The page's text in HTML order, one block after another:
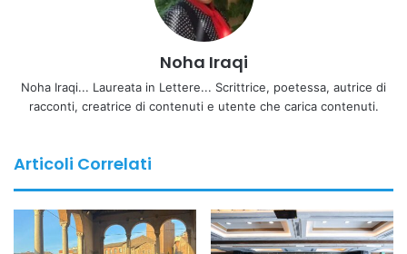
Perché Algeria e Iraq non sono scelte casuali
Il rafforzamento dei rapporti con Algeria e Iraq risponde a
Mediterraneo occidentale;
●l’Iraq consente proiezione verso il Levante e il Golfo.
Noha Iraqi
Noha Iraqi... Laureata in Lettere... Scrittrice, poetessa, autrice di
racconti, creatrice di contenuti e utente che carica contenuti.
Articoli Correlati